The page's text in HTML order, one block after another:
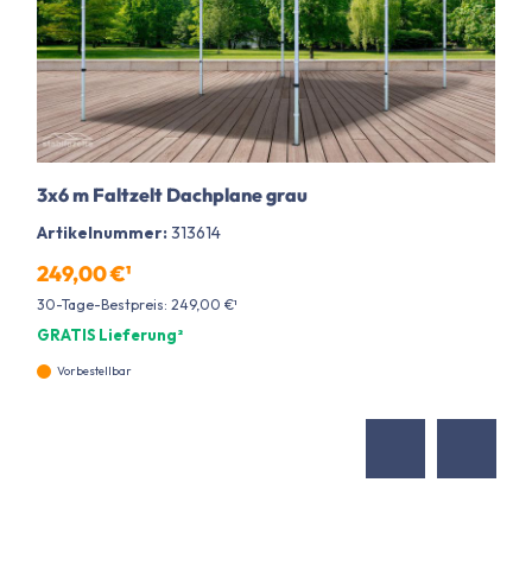
3x6 m Faltzelt Dachplane grau
Artikelnummer:313614
249,00 €¹
30-Tage-Bestpreis: 249,00 €¹
GRATIS Lieferung²
Vorbestellbar